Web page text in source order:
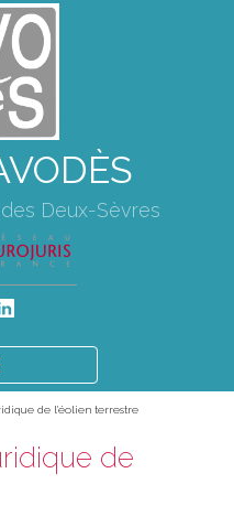
Deux-Sèvres
de l'éolien terrestre
de